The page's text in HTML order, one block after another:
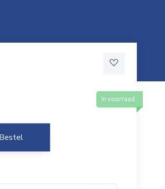
In voorraad
Bestel